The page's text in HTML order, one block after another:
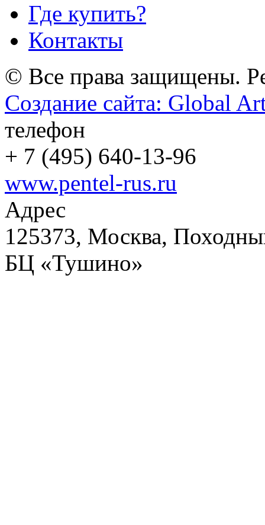
Где купить?
Контакты
© Все права защищены.
Создание сайта: Global
телефон
+ 7 (495) 640-13-96
www.pentel-rus.ru
Адрес
125373, Москва,
БЦ «Тушино»